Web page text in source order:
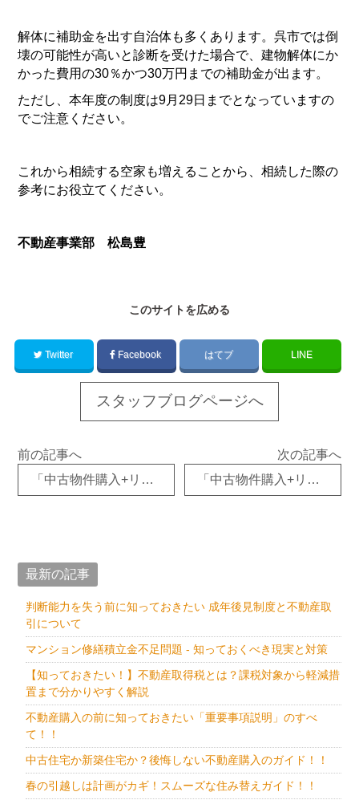
解体に補助金を出す自治体も多くあります。呉市では倒
壊の可能性が高いと診断を受けた場合で、建物解体にか
かった費用の30％かつ30万円までの補助金が出ます。
ただし、本年度の制度は9月 29日までとなっていますの
でご注意ください。
これから相続する空家も増えることから、相続した際の
参考にお役立てください。
不動産事業部 松島豊
このサイトを広める
Twitter Facebook はてブ LINE
スタッフブログページへ
前の記事へ
「中古物件購入+リノベーション」の人気が高まっています①
次の記事へ
「中古物件購入+リノベーション」の人気が高まっています②
最新の記事
判断能力を失う前に知っておきたい 成年後見制度と不動産取
引について
マンション修繕積立金不足問題 - 知っておくべき現実と対策
【知っておきたい！】不動産取得税とは？課税対象から軽減措
置まで分かりやすく解説
不動産購入の前に知っておきたい「重要事項説明」のすべ
て！！
中古住宅か新築住宅か？後悔しない不動産購入のガイド！！
春の引越しは計画がカギ！スムーズな住み替えガイド！！